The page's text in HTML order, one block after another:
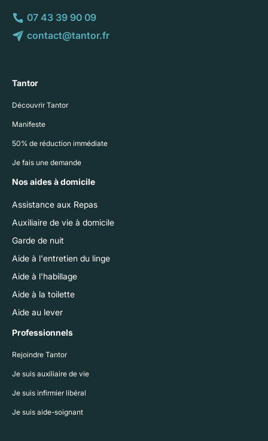
07 43 39 90 09
contact@tantor.fr
Tantor
Découvrir Tantor
Manifeste
50% de réduction immédiate
Je fais une demande
Nos aides à domicile
Assistance aux Repas
Auxiliaire de vie à domicile
Garde de nuit
Aide à l'entretien du linge
Aide à l'habillage
Aide à la toilette
Aide au lever
Professionnels
Rejoindre Tantor
Je suis auxiliaire de vie
Je suis infirmier libéral
Je suis aide-soignant